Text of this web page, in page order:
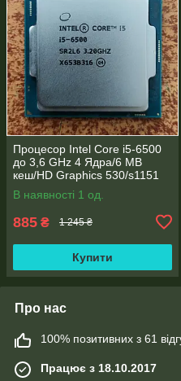
Процесор Intel Core i5-6500
до 3,6 GHz 4 Ядра/6 MB
кеш/HD Graphics 530/s1151
В наявності 1 од.
885 ₴ 1 245 ₴
Купити
Про нас
100% позитивних з 61
Працює з 18.10.2017